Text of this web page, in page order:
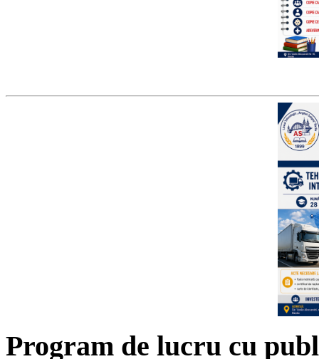
Program de lucru cu